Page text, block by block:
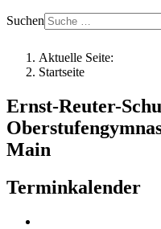
Suchen
Aktuelle Seite:
Startseite
Ernst-Reuter-
Main
Terminkalender